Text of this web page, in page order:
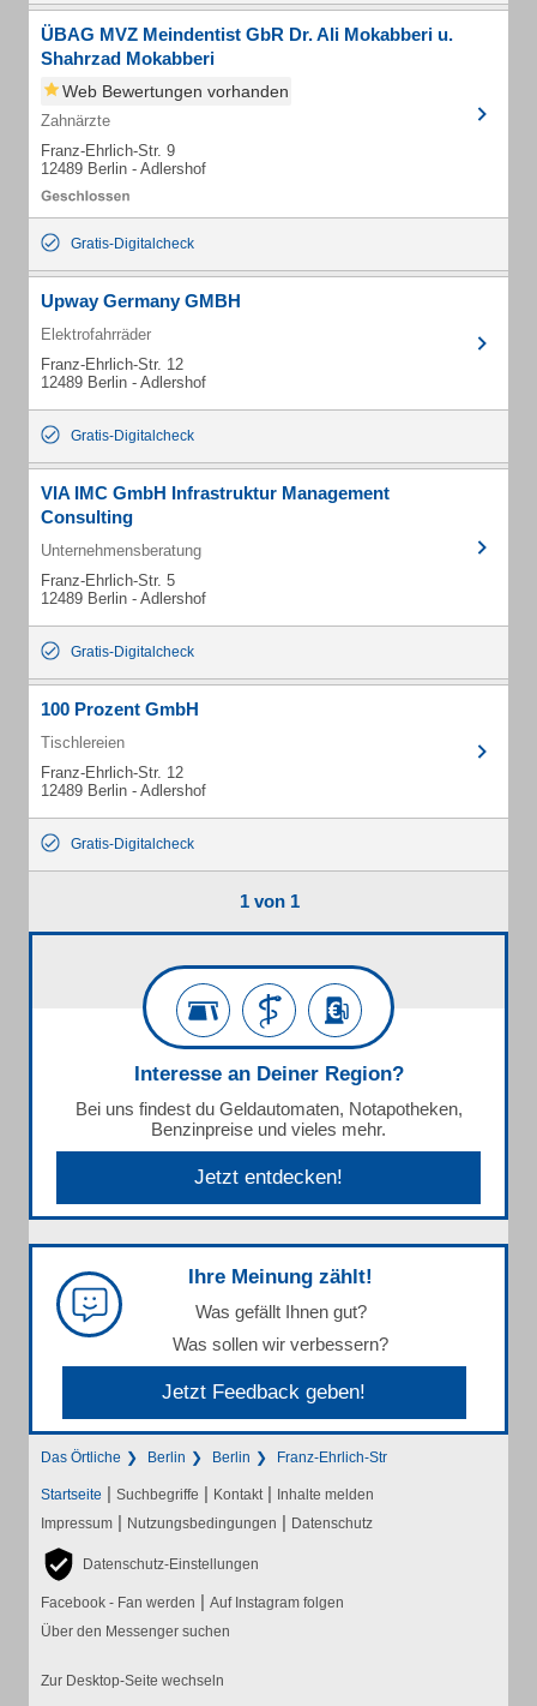
ÜBAG MVZ Meindentist GbR Dr. Ali Mokabberi u.
Shahrzad Mokabberi
Web Bewertungen vorhanden
Zahnärzte
Franz-Ehrlich-Str. 9
12489 Berlin - Adlershof
Gratis-Digitalcheck
Upway Germany GMBH
Elektrofahrräder
Franz-Ehrlich-Str. 12
12489 Berlin - Adlershof
Gratis-Digitalcheck
VIA IMC GmbH Infrastruktur Management
Consulting
Unternehmensberatung
Franz-Ehrlich-Str. 5
12489 Berlin - Adlershof
Gratis-Digitalcheck
100 Prozent GmbH
Tischlereien
Franz-Ehrlich-Str. 12
12489 Berlin - Adlershof
Gratis-Digitalcheck
1 von 1
Interesse an Deiner Region?
Bei uns findest du Geldautomaten, Notapotheken,
Benzinpreise und vieles mehr.
Jetzt entdecken!
Ihre Meinung zählt!
Was gefällt Ihnen gut?
Was sollen wir verbessern?
Jetzt Feedback geben!
Das Örtliche Berlin Berlin Franz-Ehrlich-Str
Startseite | Suchbegriffe | Kontakt | Inhalte melden
Impressum | Nutzungsbedingungen | Datenschutz
Datenschutz-Einstellungen
Facebook - Fan werden | Auf Instagram folgen
Über den Messenger suchen
Zur Desktop-Seite wechseln